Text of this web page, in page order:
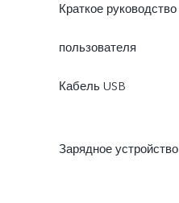
Краткое руководство
пользователя
Кабель USB
Зарядное устройство